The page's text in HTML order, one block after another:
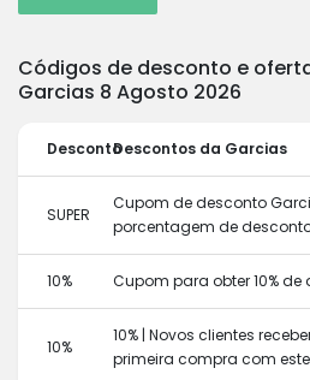
Códigos de desconto e
Garcias 8 Agosto 2026
DescontoDescontos da Garcias
SUPER
Cupom de desconto
porcentagem de
10% Cupom para obter 10% de
10%
10% | Novos clientes
primeira compra com